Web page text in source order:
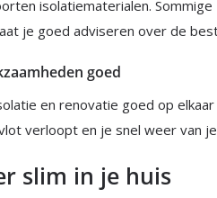
isolatiematerialen.
je goed adviseren over de
goed
en renovatie goed op
verloopt en je snel weer van
slim in je huis